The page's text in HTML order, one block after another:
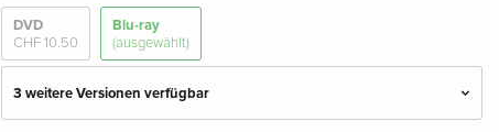
DVD
CHF 10.50
Blu-ray
(ausgewählt)
3 weitere Versionen verfügbar